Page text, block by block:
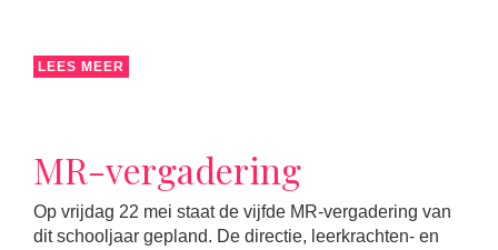
LEES MEER
MR-vergadering
Op vrijdag 22 mei staat de vijfde MR-vergadering van
dit schooljaar gepland. De directie, leerkrachten- en